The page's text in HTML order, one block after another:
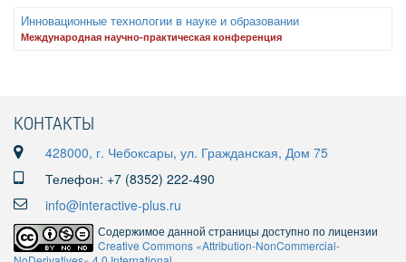
Инновационные технологии в науке и образовании
Международная научно-практическая конференция
КОНТАКТЫ
428000, г. Чебоксары, ул. Гражданская, Дом 75
Телефон: +7 (8352) 222-490
info@interactive-plus.ru
Содержимое данной страницы доступно по лицензии
Creative Commons «Attribution-NonCommercial-